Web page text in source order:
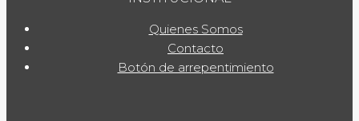
Quienes Somos
Contacto
Botón de arrepentimiento